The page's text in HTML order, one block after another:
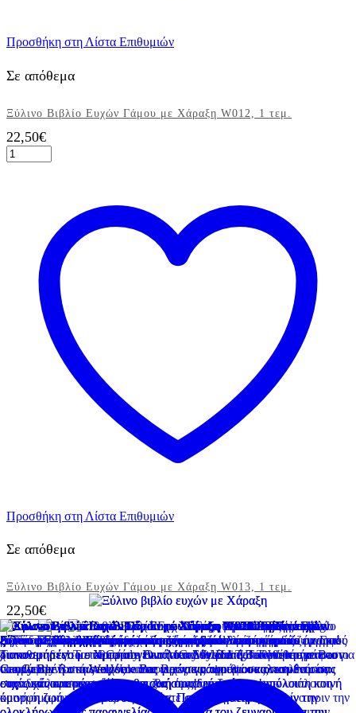
Προσθήκη στη Λίστα Επιθυμιών
Σε απόθεμα
Ξύλινο Βιβλίο Ευχών Γάμου με Χάραξη W012, 1 τεμ.
22,50€
Ξύλινο
Βιβλίο
ποσότητα
Προσθήκη στη Λίστα Επιθυμιών
Σε απόθεμα
Ξύλινο Βιβλίο Ευχών Γάμου με Χάραξη W013, 1 τεμ.
22,50€
Ξύλινο
Βιβλίο
Ευχών
Γάμου
με
Χάραξη